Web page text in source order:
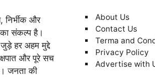
निर्भीक और
का संकल्प है।
जुड़े हर अहम मुद्दे
और पूरे सच
जनता की
About Us
Contact Us
Terma and
Privacy Policy
Advertise with